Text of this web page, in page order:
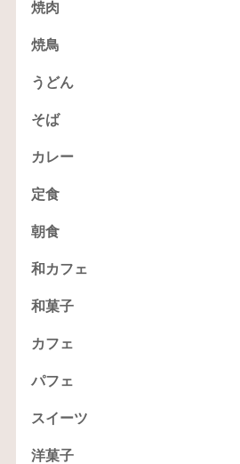
焼肉
焼鳥
うどん
そば
カレー
定食
朝食
和カフェ
和菓子
カフェ
パフェ
スイーツ
洋菓子